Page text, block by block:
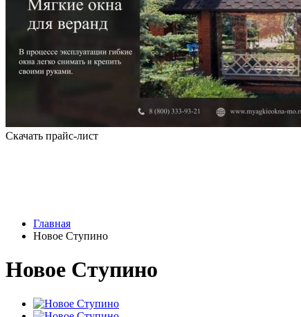
Скачать прайс-лист
Главная
Новое Ступино
Новое Ступино